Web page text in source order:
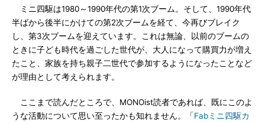
ミニ四駆は1980～1990年代の第1次ブーム。そして、1990年代
半ばから後半にかけての第2次ブームを経て、今再びブレイク
し、第3次ブームを迎えています。これは無論、以前のブームの
ときに子ども時代を過ごした世代が、大人になって購買力が増え
たこと、家族を持ち親子二世代で参加するようになったことなど
が理由として考えられます。
ここまで読んだところで、MONOist読者であれば、既にこのよ
うな活動について思い至ったかも知れません。「Fabミニ四駆カ